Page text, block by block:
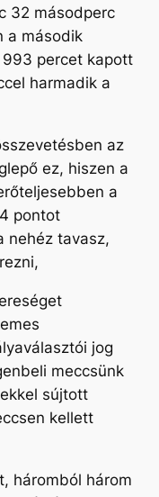
32 másodperc
a második
percet kapott
harmadik a
az
ez, hiszen a
a
pontot
nehéz tavasz,
jog
meccsünk
sújtott
kellett
háromból három